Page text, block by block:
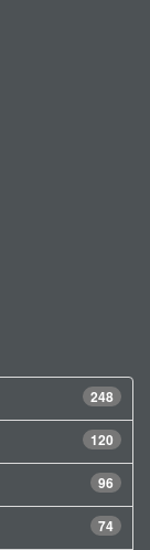
248
120
96
74